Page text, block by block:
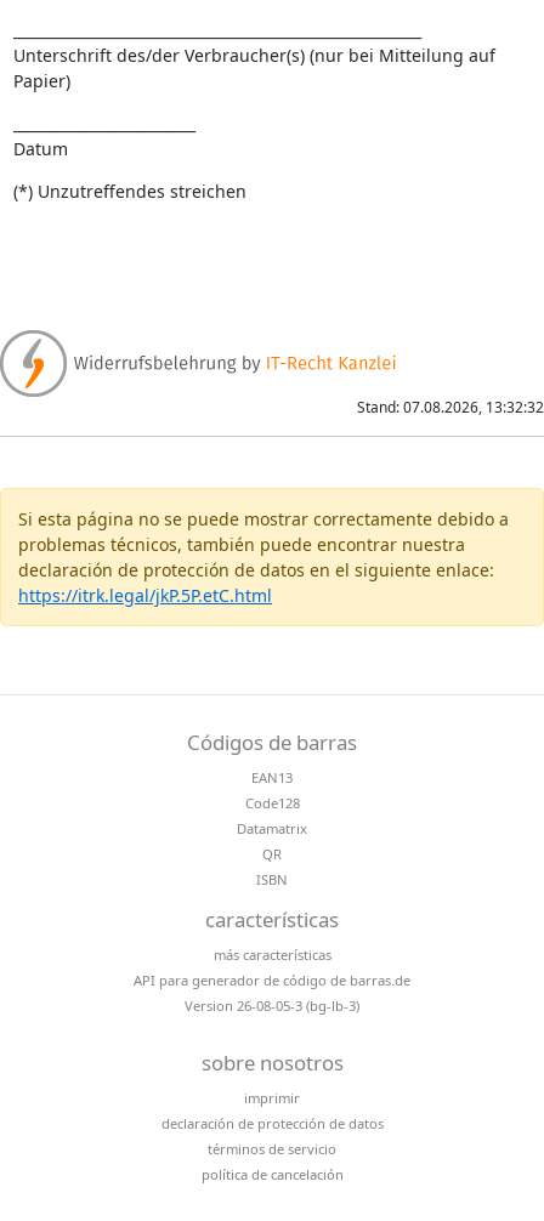
Unterschrift des/der Verbraucher(s) (nur bei Mitteilung auf
Papier)
Datum
(*) Unzutreffendes streichen
Stand: 07.08.2026, 13:32:32
Si esta página no se puede mostrar correctamente debido a
problemas técnicos, también puede encontrar nuestra
declaración de protección de datos en el siguiente enlace:
https://itrk.legal/jkP.5P.etC.html
Códigos de barras
EAN13
Code128
Datamatrix
QR
ISBN
características
más características
API para generador de código de barras.de
Version 26-08-05-3 (bg-lb-3)
sobre nosotros
imprimir
declaración de protección de datos
términos de servicio
política de cancelación